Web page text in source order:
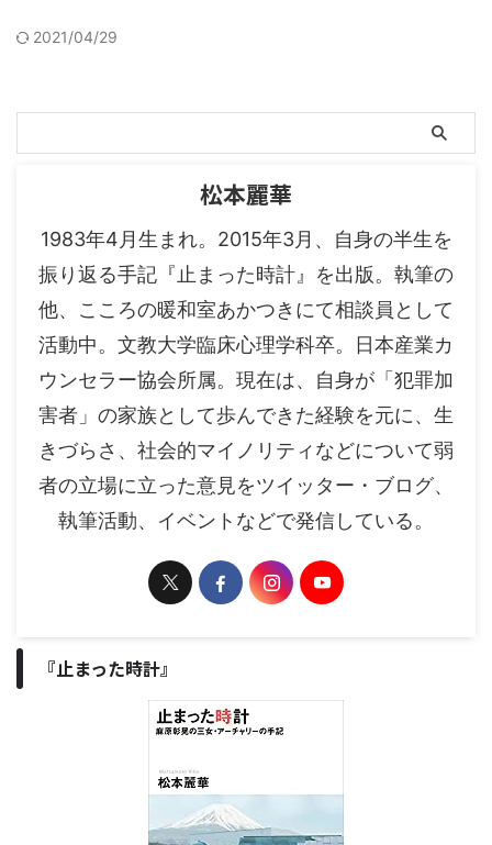
2021/04/29
松本麗華
1983年4月生まれ。2015年3月、自身の半生を
振り返る手記『止まった時計』を出版。執筆の
他、こころの暖和室あかつきにて相談員として
活動中。文教大学臨床心理学科卒。日本産業カ
ウンセラー協会所属。現在は、自身が「犯罪加
害者」の家族として歩んできた経験を元に、生
きづらさ、社会的マイノリティなどについて弱
者の立場に立った意見をツイッター・ブログ、
執筆活動、イベントなどで発信している。
『止まった時計』